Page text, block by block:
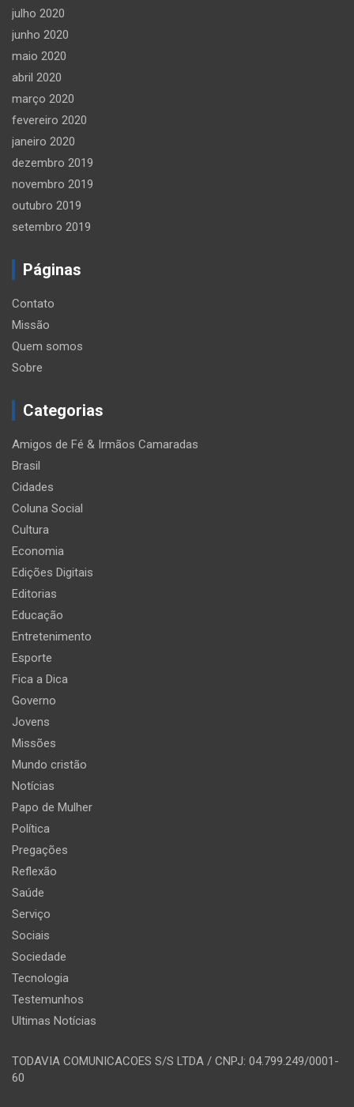
julho 2020
junho 2020
maio 2020
abril 2020
março 2020
fevereiro 2020
janeiro 2020
dezembro 2019
novembro 2019
outubro 2019
setembro 2019
Páginas
Contato
Missão
Quem somos
Sobre
Categorias
Amigos de Fé & Irmãos Camaradas
Brasil
Cidades
Coluna Social
Cultura
Economia
Edições Digitais
Editorias
Educação
Entretenimento
Esporte
Fica a Dica
Governo
Jovens
Missões
Mundo cristão
Notícias
Papo de Mulher
Política
Pregações
Reflexão
Saúde
Serviço
Sociais
Sociedade
Tecnologia
Testemunhos
Ultimas Notícias
TODAVIA COMUNICACOES S/S LTDA / CNPJ: 04.799.249/0001-
60